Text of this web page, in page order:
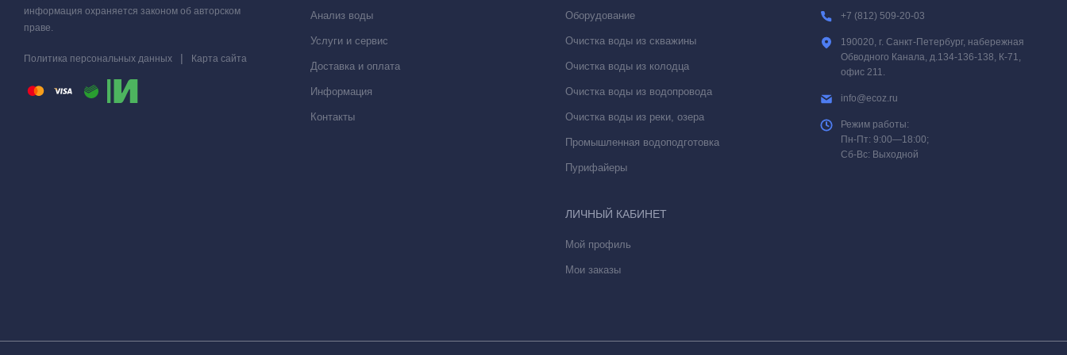
Состав комплекта:
Компрессор
информация охраняется законом об авторском
праве.
Политика персональных данных | Карта сайта
Анализ воды
Услуги и сервис
Доставка и оплата
Информация
Контакты
Оборудование
Очистка воды из скважины
Очистка воды из колодца
Очистка воды из водопровода
Очистка воды из реки, озера
Промышленная водоподготовка
Пурифайеры
ЛИЧНЫЙ КАБИНЕТ
Мой профиль
Мои заказы
+7 (812) 509-20-03
190020, г. Санкт-Петербург, набережная
Обводного Канала, д.134-136-138, К-71,
офис 211.
info@ecoz.ru
Режим работы:
Пн-Пт: 9:00—18:00;
Сб-Вс: Выходной